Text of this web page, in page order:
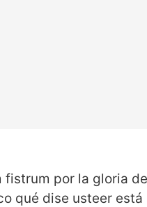
fistrum por la gloria
qué dise usteer